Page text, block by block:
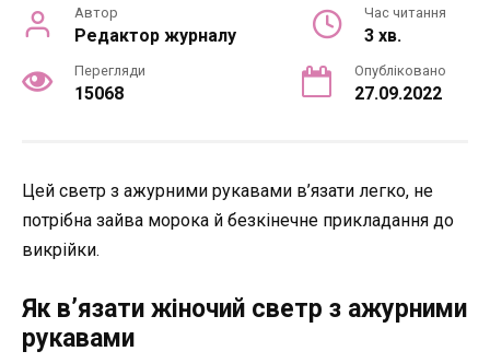
Автор
Редактор журналу
Час читання
3 хв.
Перегляди
15068
Опубліковано
27.09.2022
Цей светр з ажурними рукавами в’язати легко, не
потрібна зайва морока й безкінечне прикладання до
викрійки.
Як в’язати жіночий светр з ажурними
рукавами